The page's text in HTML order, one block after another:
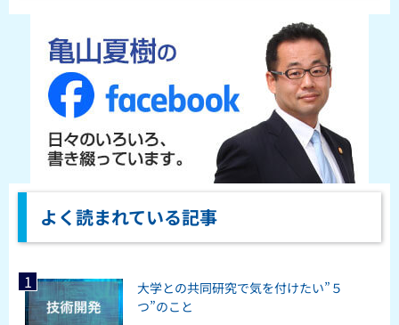
よく読まれている記事
大学との共同研究で気を付けたい”５
つ”のこと